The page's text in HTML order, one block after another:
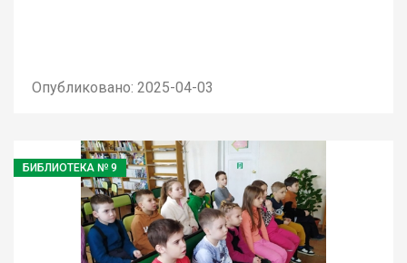
Опубликовано: 2025-04-03
БИБЛИОТЕКА № 9